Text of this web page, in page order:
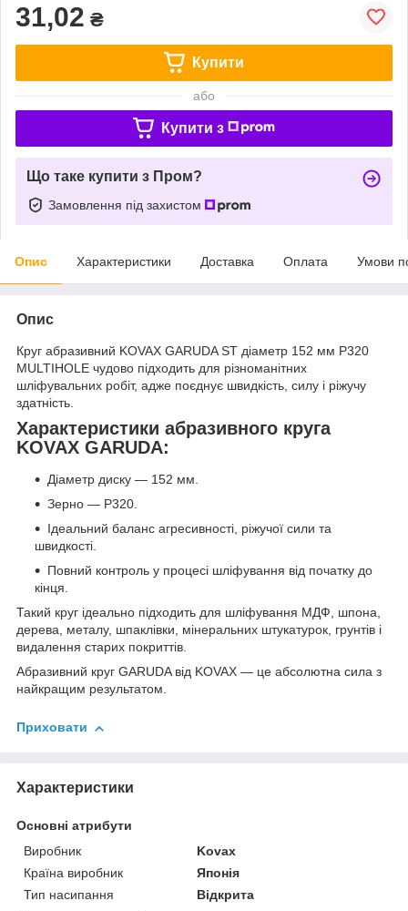
31,02 ₴
Купити
або
Купити з
Що таке купити з Пром?
Замовлення під захистом
Опис Характеристики Доставка Оплата Умови
Опис
Круг абразивний KOVAX GARUDA ST діаметр 152 мм Р320
MULTIHOLE чудово підходить для різноманітних
шліфувальних робіт, адже поєднує швидкість, силу і ріжучу
здатність.
Характеристики абразивного круга
KOVAX GARUDA:
Діаметр диску — 152 мм.
Зерно — Р320.
Ідеальний баланс агресивності, ріжучої сили та
швидкості.
Повний контроль у процесі шліфування від початку до
кінця.
Такий круг ідеально підходить для шліфування МДФ, шпона,
дерева, металу, шпаклівки, мінеральних штукатурок, грунтів і
видалення старих покриттів.
Абразивний круг GARUDA від KOVAX — це абсолютна сила з
найкращим результатом.
Приховати
Характеристики
Основні атрибути
Виробник
Kovax
Країна виробник
Японія
Тип насипання
Відкрита